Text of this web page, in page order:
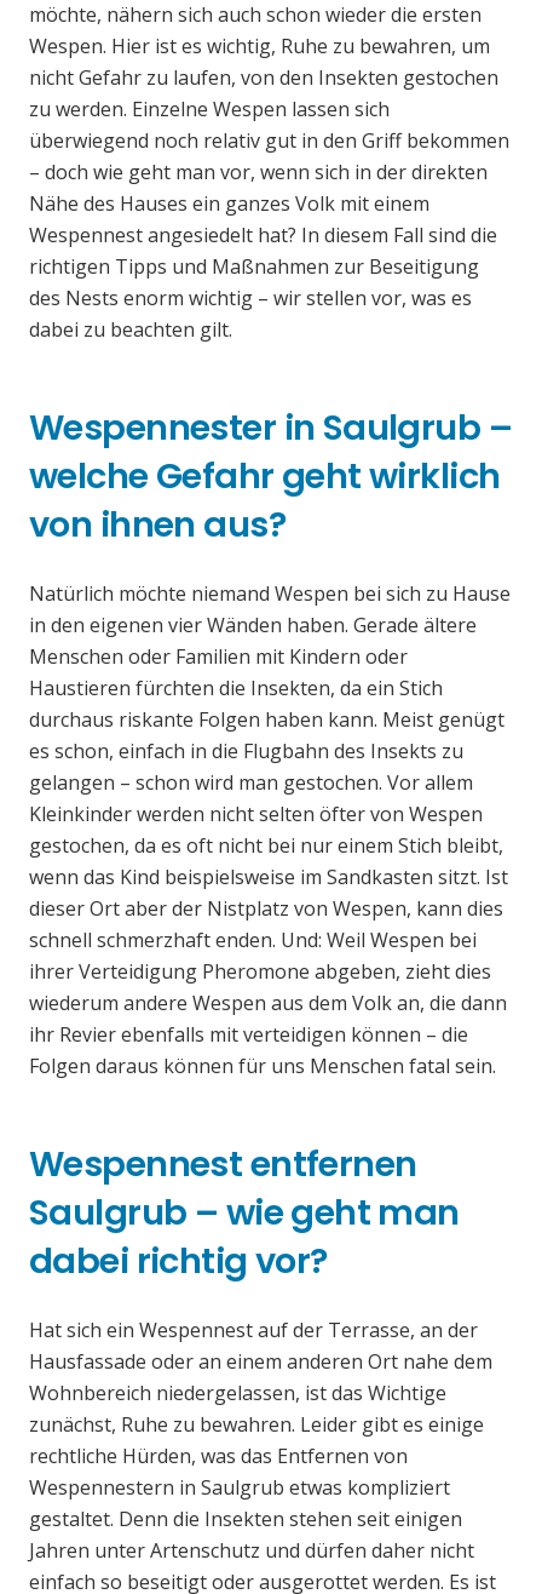
möchte, nähern sich auch schon wieder die ersten
Wespen. Hier ist es wichtig, Ruhe zu bewahren, um
nicht Gefahr zu laufen, von den Insekten gestochen
zu werden. Einzelne Wespen lassen sich
überwiegend noch relativ gut in den Griff bekommen
– doch wie geht man vor, wenn sich in der direkten
Nähe des Hauses ein ganzes Volk mit einem
Wespennest angesiedelt hat? In diesem Fall sind die
richtigen Tipps und Maßnahmen zur Beseitigung
des Nests enorm wichtig – wir stellen vor, was es
dabei zu beachten gilt.
Wespennester in Saulgrub –
welche Gefahr geht wirklich
von ihnen aus?
Natürlich möchte niemand Wespen bei sich zu Hause
in den eigenen vier Wänden haben. Gerade ältere
Menschen oder Familien mit Kindern oder
Haustieren fürchten die Insekten, da ein Stich
durchaus riskante Folgen haben kann. Meist genügt
es schon, einfach in die Flugbahn des Insekts zu
gelangen – schon wird man gestochen. Vor allem
Kleinkinder werden nicht selten öfter von Wespen
gestochen, da es oft nicht bei nur einem Stich bleibt,
wenn das Kind beispielsweise im Sandkasten sitzt. Ist
dieser Ort aber der Nistplatz von Wespen, kann dies
schnell schmerzhaft enden. Und: Weil Wespen bei
ihrer Verteidigung Pheromone abgeben, zieht dies
wiederum andere Wespen aus dem Volk an, die dann
ihr Revier ebenfalls mit verteidigen können – die
Folgen daraus können für uns Menschen fatal sein.
Wespennest entfernen
Saulgrub – wie geht man
dabei richtig vor?
Hat sich ein Wespennest auf der Terrasse, an der
Hausfassade oder an einem anderen Ort nahe dem
Wohnbereich niedergelassen, ist das Wichtige
zunächst, Ruhe zu bewahren. Leider gibt es einige
rechtliche Hürden, was das Entfernen von
Wespennestern in Saulgrub etwas kompliziert
gestaltet. Denn die Insekten stehen seit einigen
Jahren unter Artenschutz und dürfen daher nicht
einfach so beseitigt oder ausgerottet werden. Es ist